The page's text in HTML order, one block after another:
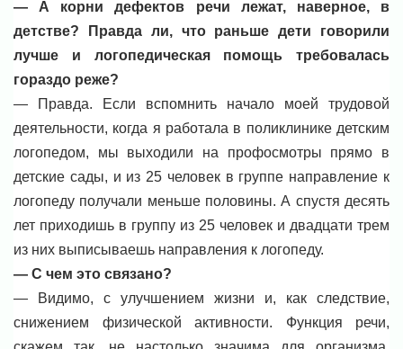
— А корни дефектов речи лежат, наверное, в
детстве? Правда ли, что раньше дети говорили
лучше и логопедическая помощь требовалась
гораздо реже?
— Правда. Если вспомнить начало моей трудовой
деятельности, когда я работала в поликлинике детским
логопедом, мы выходили на профосмотры прямо в
детские сады, и из 25 человек в группе направление к
логопеду получали меньше половины. А спустя десять
лет приходишь в группу из 25 человек и двадцати трем
из них выписываешь направления к логопеду.
— С чем это связано?
— Видимо, с улучшением жизни и, как следствие,
снижением физической активности. Функция речи,